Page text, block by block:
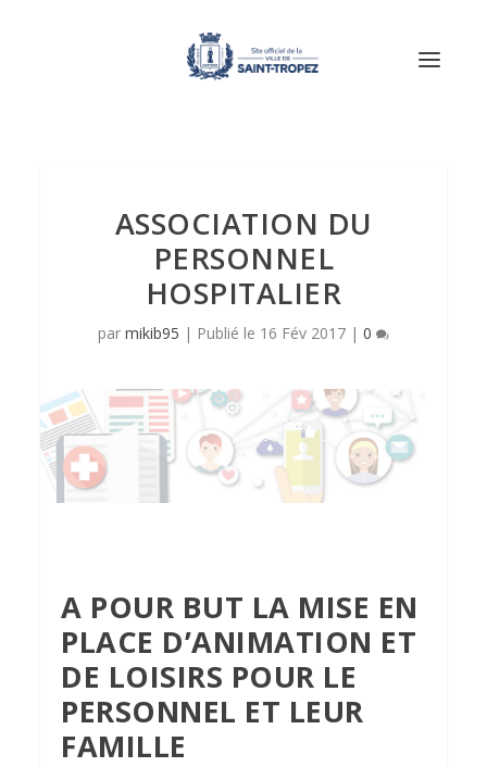
ASSOCIATION DU
PERSONNEL
HOSPITALIER
par mikib95 | 16 Fév 2017 | 0
A POUR BUT LA MISE EN
PLACE D’ANIMATION ET
DE LOISIRS POUR LE
PERSONNEL ET LEUR
FAMILLE